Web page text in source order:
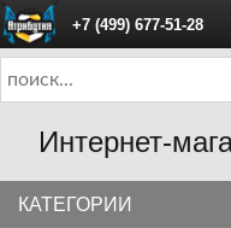
+7 (499) 677-51-28
ПН - ПТ с
Интернет-
КАТЕГОРИИ